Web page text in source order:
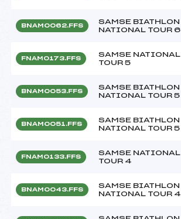
BNAM0062.FFS
SAMSE BIATHLON
NATIONAL TOUR 6
FNAM0173.FFS
SAMSE NATIONAL
TOUR 5
BNAM0053.FFS
SAMSE BIATHLON
NATIONAL TOUR 5
BNAM0051.FFS
SAMSE BIATHLON
NATIONAL TOUR 5
FNAM0133.FFS
SAMSE NATIONAL
TOUR 4
BNAM0043.FFS
SAMSE BIATHLON
NATIONAL TOUR 4